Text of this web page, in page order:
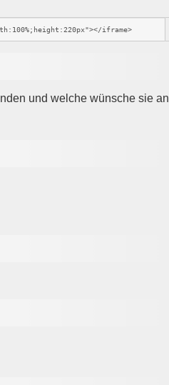
und welche wünsche sie an